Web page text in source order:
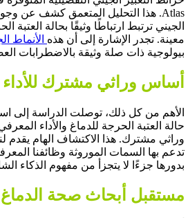
Atlas. هذا التحليل المتعمقكشف عن وجود
الجيني ترتبط ارتباطًا وثيقًا بحالة
معينة. تجدر الإشارة إلى أنهذهالأنماط
بيولوجية ذات صلة وثيقة بالاضطرابات
أساس وراثي مشترك
الأهم من كل ذلك، توصلت الدراسة إلى
حالة العتبة الحرجة للدماغ والأداء
وراثي مشترك. هذا الاكتشاف الهاميقدم
تدعم بها السمات الموروثةوظائفنا
بدورها جزءًا لا يتجزأ من مفهوم الذكاء
مستقبل أبحاث صحة الدماغ